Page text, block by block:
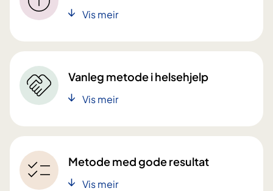
Vis meir
Vanleg metode i helsehjelp
Vis meir
Metode med gode resultat
Vis meir